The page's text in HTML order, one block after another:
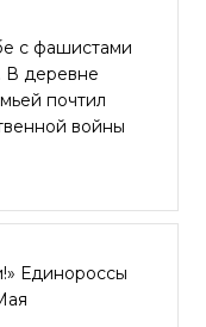
с фашистами
В деревне
почтил
войны
Единороссы